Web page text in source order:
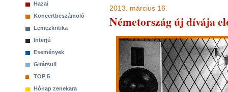
Hazai
Koncertbeszámoló
Lemezkritika
Interjú
Események
Gitársuli
TOP 5
Hónap zenekara
2013. március 16.
Németország új dívája